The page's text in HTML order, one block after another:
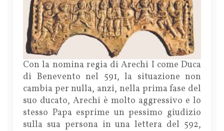
Con la nomina regia di Arechi I come Duca
di Benevento nel 591, la situazione non
cambia per nulla, anzi, nella prima fase del
suo ducato, Arechi è molto aggressivo e lo
stesso Papa esprime un pessimo giudizio
sulla sua persona in una lettera del 592,